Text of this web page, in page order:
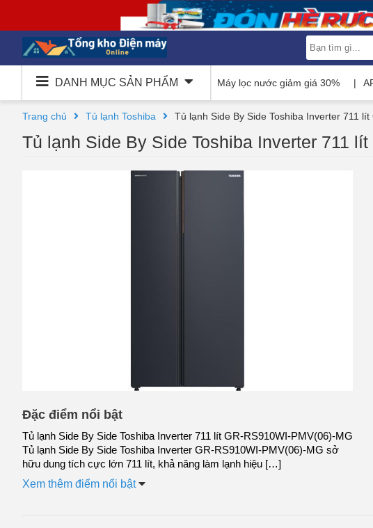
DANH MỤC SẢN PHẨM Máy lọc nước giảm giá 30%
Trang chủ Tủ lạnh Toshiba Tủ lạnh Side By Side Toshiba Inverter 711
Tủ lạnh Side By Side Toshiba Inverter 711
Đặc điểm nổi bật
Tủ lạnh Side By Side Toshiba Inverter 711 lít GR-RS910WI-PMV(06)-MG
Tủ lạnh Side By Side Toshiba Inverter GR-RS910WI-PMV(06)-MG sở
hữu dung tích cực lớn 711 lít, khả năng làm lạnh hiệu […]
Xem thêm điểm nổi bật